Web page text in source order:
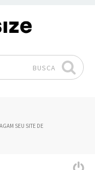
BUSCA
SEU SITE DE